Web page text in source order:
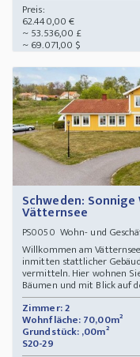
Preis:
62.440,00 €
~ 53.536,00 £
~ 69.071,00 $
Schweden:
Vätternsee
PS0050 Wohn- und
Willkommen am
inmitten stattlicher
vermitteln. Hier wohnen
Bäumen und mit Blick auf
Zimmer: 2
Wohnfläche: 70,00m²
Grundstück: ,00m²
S20-29